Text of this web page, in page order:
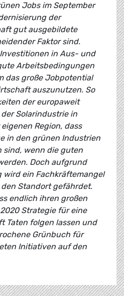
Jobs im September
der
gut ausgebildete
Faktor sind.
in Aus- und
Arbeitsbedingungen
das große Jobpotential
auszunutzen. So
der europaweit
Solarindustrie in
Region, dass
in den grünen Industrien
sind, wenn die guten
Doch aufgrund
wird ein Fachkräftemangel
Standort gefährdet.
endlich ihren großen
Strategie für eine
Taten folgen lassen und
Grünbuch für
Initiativen auf den